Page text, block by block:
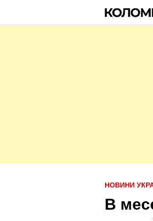
P
o
s
НОВИНИ
В